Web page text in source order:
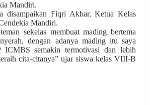
Mandiri.
disampaikan Fiqri Akbar, Ketua Kelas
Mandiri.
sekelas membuat mading bertema
dengan adanya mading itu saya
ICMBS semakin termotivasi dan lebih
cita-citanya” ujar siswa kelas VIII-B